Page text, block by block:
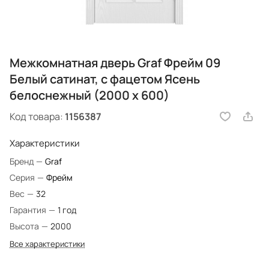
Межкомнатная дверь Graf Фрейм 09
Белый сатинат, с фацетом Ясень
белоснежный (2000 х 600)
Код товара: 1156387
Характеристики
Бренд — Graf
Серия — Фрейм
Вес — 32
Гарантия — 1 год
Высота — 2000
Все характеристики